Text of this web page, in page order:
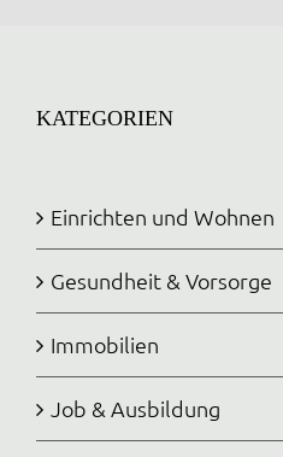
KATEGORIEN
Einrichten und Wohnen
Gesundheit & Vorsorge
Immobilien
Job & Ausbildung